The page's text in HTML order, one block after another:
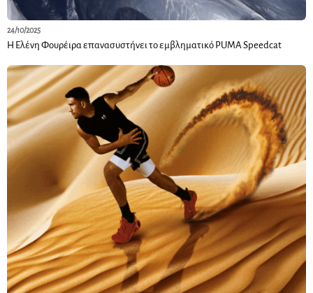
24/10/2025
Η Ελένη Φουρέιρα επανασυστήνει το εμβληματικό PUMA Speedcat